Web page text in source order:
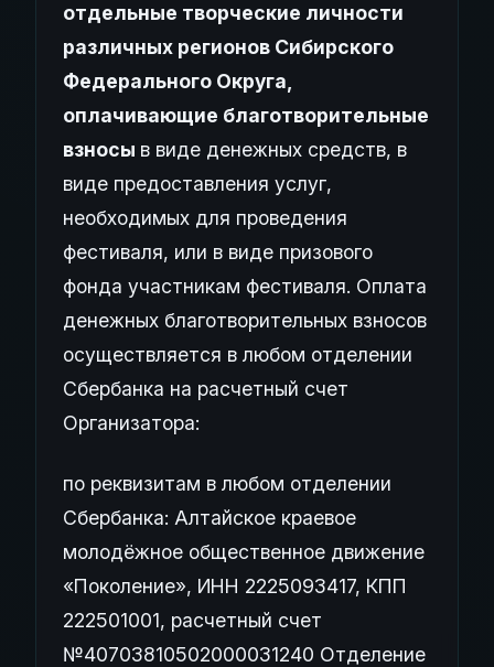
отдельные творческие личности
различных регионов Сибирского
Федерального Округа,
оплачивающие благотворительные
взносы в виде денежных средств, в
виде предоставления услуг,
необходимых для проведения
фестиваля, или в виде призового
фонда участникам фестиваля. Оплата
денежных благотворительных взносов
осуществляется в любом отделении
Сбербанка на расчетный счет
Организатора:
по реквизитам в любом отделении
Сбербанка: Алтайское краевое
молодёжное общественное движение
«Поколение», ИНН 2225093417, КПП
222501001, расчетный счет
№40703810502000031240 Отделение